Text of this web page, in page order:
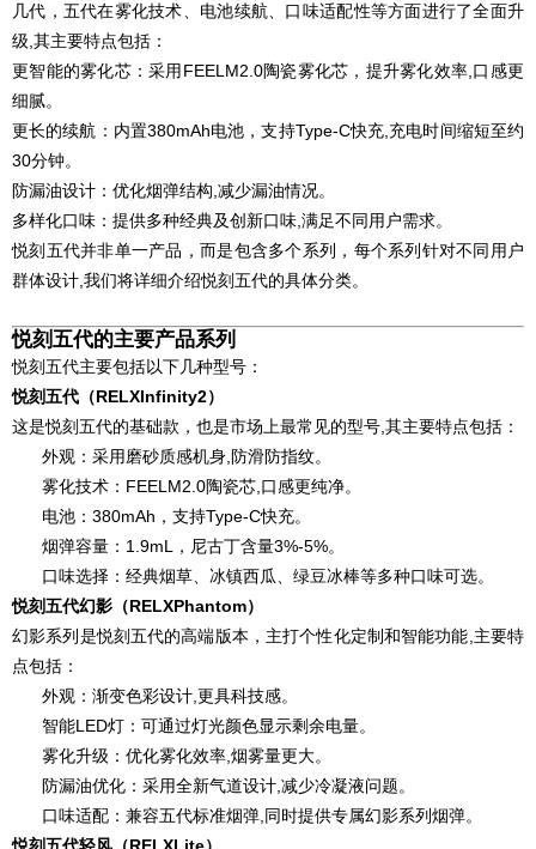
几代，五代在雾化技术、电池续航、口味适配性等方面进行了全面升
级,其主要特点包括：
更智能的雾化芯：采用FEELM2.0陶瓷雾化芯，提升雾化效率,口感更
细腻。
更长的续航：内置380mAh电池，支持Type-C快充,充电时间缩短至约
30分钟。
防漏油设计：优化烟弹结构,减少漏油情况。
多样化口味：提供多种经典及创新口味,满足不同用户需求。
悦刻五代并非单一产品，而是包含多个系列，每个系列针对不同用户
群体设计,我们将详细介绍悦刻五代的具体分类。
悦刻五代的主要产品系列
悦刻五代主要包括以下几种型号：
悦刻五代（RELXInfinity2）
这是悦刻五代的基础款，也是市场上最常见的型号,其主要特点包括：
外观：采用磨砂质感机身,防滑防指纹。
雾化技术：FEELM2.0陶瓷芯,口感更纯净。
电池：380mAh，支持Type-C快充。
烟弹容量：1.9mL，尼古丁含量3%-5%。
口味选择：经典烟草、冰镇西瓜、绿豆冰棒等多种口味可选。
悦刻五代幻影（RELXPhantom）
幻影系列是悦刻五代的高端版本，主打个性化定制和智能功能,主要特
点包括：
外观：渐变色彩设计,更具科技感。
智能LED灯：可通过灯光颜色显示剩余电量。
雾化升级：优化雾化效率,烟雾量更大。
防漏油优化：采用全新气道设计,减少冷凝液问题。
口味适配：兼容五代标准烟弹,同时提供专属幻影系列烟弹。